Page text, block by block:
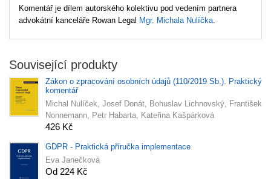
Komentář je dílem autorského kolektivu pod vedením partnera
advokátní kanceláře Rowan Legal Mgr. Michala Nulíčka
Související produkty
Zákon o zpracování osobních údajů (110/2019 Sb.). Praktický
komentář
Michal Nulíček, Josef Donát, Bohuslav Lichnovský, František
Nonnemann, Petr Habarta, Kateřina Kašpárková
426 Kč
GDPR - Praktická příručka implementace
Eva Janečková
Od 224 Kč